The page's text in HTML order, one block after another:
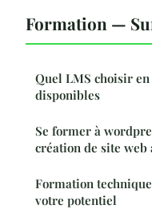
Formation —
Quel LMS choisir
disponibles
Se former à
création de site
Formation
votre potentiel